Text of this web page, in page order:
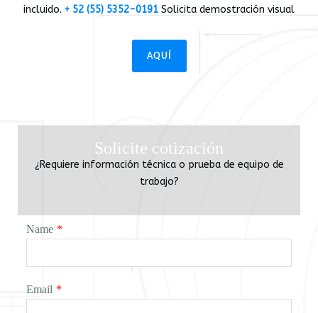
incluido. + 52 (55) 5352-0191 Solicita demostración visual
AQUÍ
Solicite cotización
¿Requiere información técnica o prueba de equipo de
trabajo?
Name *
Email *